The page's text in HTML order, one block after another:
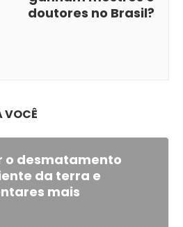
doutores no Brasil?
VOCÊ
o desmatamento
da terra e
mais